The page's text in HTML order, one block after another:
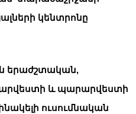
կենտրոնը
երաժշտական,
և պարարվեստի
ուսումնական